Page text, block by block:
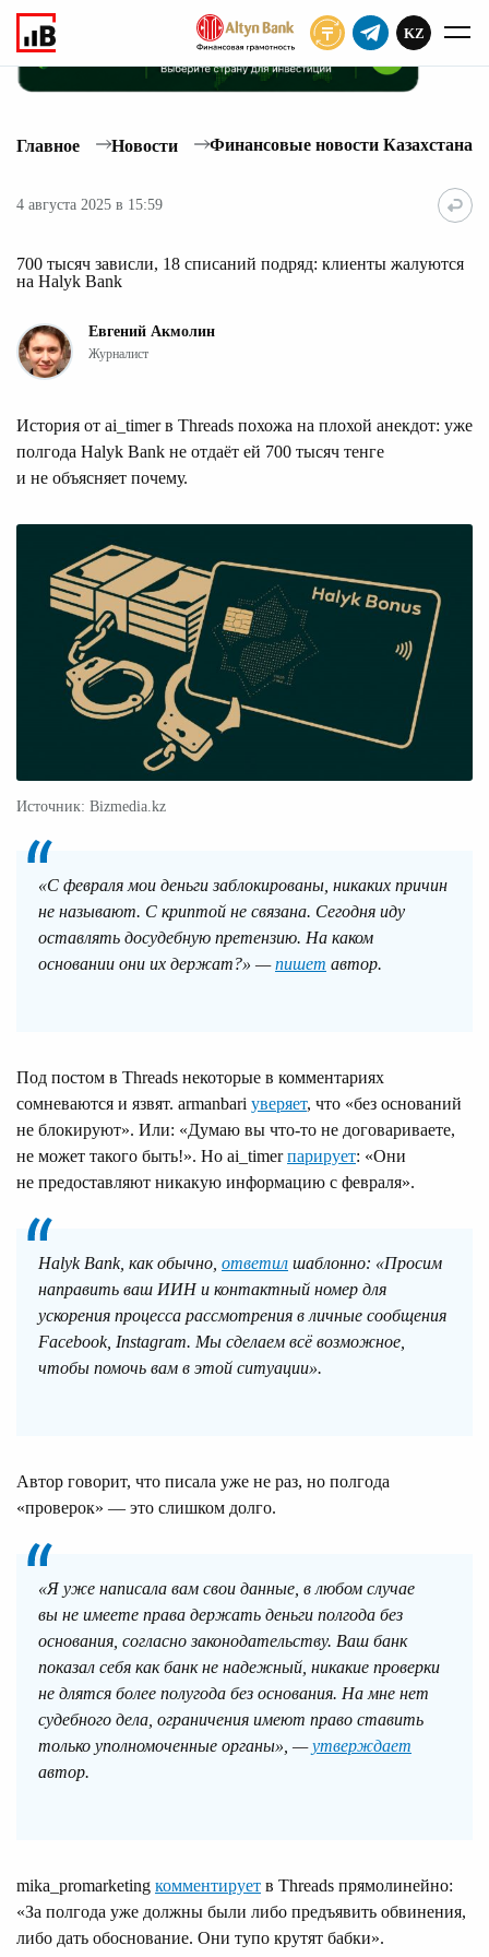
KZ
Главное Новости Финансовые новости Казахстана
4 августа 2025 в 15:59
700 тысяч зависли, 18 списаний подряд: клиенты жалуются
на Halyk Bank
Евгений Акмолин
Журналист
История от ai_timer в Threads похожа на плохой анекдот: уже
полгода Halyk Bank не отдаёт ей 700 тысяч тенге
и не объясняет почему.
Источник: Bizmedia.kz
«С февраля мои деньги заблокированы, никаких причин
не называют. С криптой не связана. Сегодня иду
оставлять досудебную претензию. На каком
основании они их держат?» —пишет автор.
Под постом в Threads некоторые в комментариях
сомневаются и язвят. armanbari уверяет, что «без оснований
не блокируют». Или: «Думаю вы что-то не договариваете,
не может такого быть!». Но ai_timerпарирует: «Они
не предоставляют никакую информацию с февраля».
Halyk Bank, как обычно, ответил шаблонно: «Просим
направить ваш ИИН и контактный номер для
ускорения процесса рассмотрения в личные сообщения
Facebook, Instagram. Мы сделаем всё возможное,
чтобы помочь вам в этой ситуации».
Автор говорит, что писала уже не раз, но полгода
«проверок» — это слишком долго.
«Я уже написала вам свои данные, в любом случае
вы не имеете права держать деньги полгода без
основания, согласно законодательству. Ваш банк
показал себя как банк не надежный, никакие проверки
не длятся более полугода без основания. На мне нет
судебного дела, ограничения имеют право ставить
только уполномоченные органы», —утверждает
автор.
mika_promarketing комментирует в Threads прямолинейно:
«За полгода уже должны были либо предъявить обвинения,
либо дать обоснование. Они тупо крутят бабки».